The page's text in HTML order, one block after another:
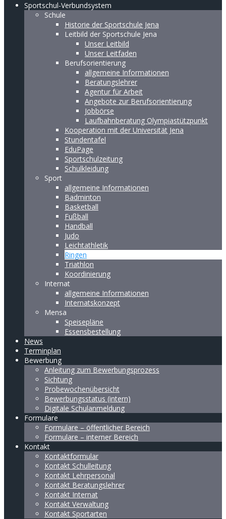
Sportschul-Verbundsystem
Schule
Historie der Sportschule Jena
Leitbild der Sportschule Jena
Unser Leitbild
Unser Leitfaden
Berufsorientierung
allgemeine Informationen
Beratungslehrer
Agentur für Arbeit
Angebote zur Berufsorientierung
Jobbörse
Laufbahnberatung Olympiastützpunkt
Kooperation mit der Universität Jena
Stundentafel
EduPage
Sportschulzeitung
Schulkleidung
Sport
allgemeine Informationen
Badminton
Basketball
Fußball
Handball
Judo
Leichtathletik
Ringen
Triathlon
Koordinierung
Internat
allgemeine Informationen
Internatskonzept
Mensa
Speisepläne
Essensbestellung
News
Terminplan
Bewerbung
Anleitung zum Bewerbungsprozess
Sichtung
Probewochenübersicht
Bewerbungsstatus (intern)
Digitale Schulanmeldung
Formulare
Formulare – öffentlicher Bereich
Formulare – interner Bereich
Kontakt
Kontaktformular
Kontakt Schulleitung
Kontakt Lehrpersonal
Kontakt Beratungslehrer
Kontakt Internat
Kontakt Verwaltung
Kontakt Sportarten